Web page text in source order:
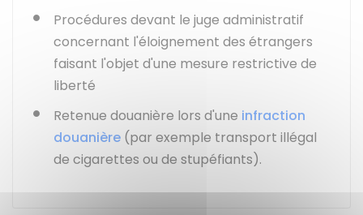
Procédures devant le juge administratif
concernant l'éloignement des étrangers
faisant l'objet d'une mesure restrictive de
liberté
Retenue douanière lors d'une infraction
douanière (par exemple transport illégal
de cigarettes ou de stupéfiants).